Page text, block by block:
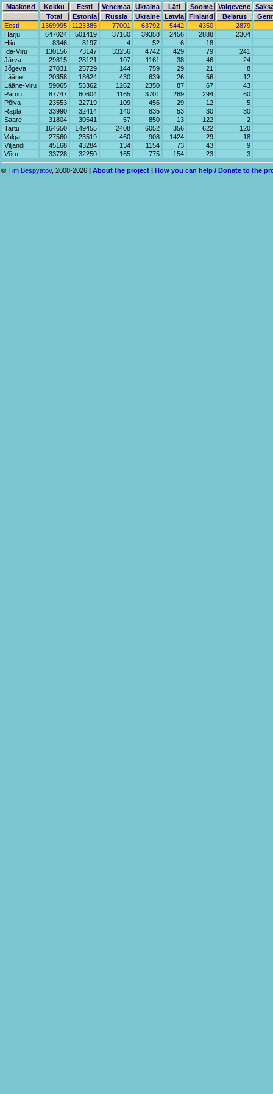
Maakond Kokku Eesti Venemaa Ukraina Läti Soome Valgevene
Total
Estonia Russia Ukraine Latvia Finland Belarus
Eesti
1369995 1123385 77001 63792 5442 4350
2879
Harju
647024 501419 37160 39358 2456 2888
2304
Hiiu
8346 8197 4 52 6 18
-
Ida-Viru
130156 73147 33256 4742 429 79
241
Järva
29815 28121 107 1161 38 46
24
Jõgeva
27031 25729 144 759 29 21
8
Lääne
20358 18624 430 639 26 56
12
Lääne-Viru
59065 53362 1262 2350 87 67
43
Pärnu
87747 80604 1165 3701 269 294
60
Põlva
23553 22719 109 456 29 12
5
Rapla
33990 32414 140 835 53 30
30
Saare
31804 30541 57 850 13 122
2
Tartu
164650 149455 2408 6052 356 622
120
Valga
27560 23519 460 908 1424 29
18
Viljandi
45168 43284 134 1154 73 43
9
Võru
33728 32250 165 775 154 23 3
© Tim Bespyatov, 2008-2026 | About the project | How you can help / Donate to the